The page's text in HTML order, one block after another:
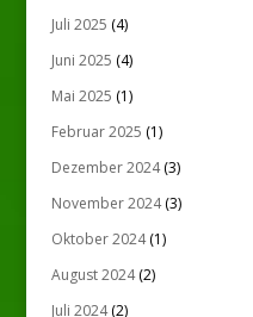
Juli 2025 (4)
Juni 2025 (4)
Mai 2025 (1)
Februar 2025 (1)
Dezember 2024(3)
November 2024(3)
Oktober 2024(1)
August 2024(2)
Juli 2024(2)